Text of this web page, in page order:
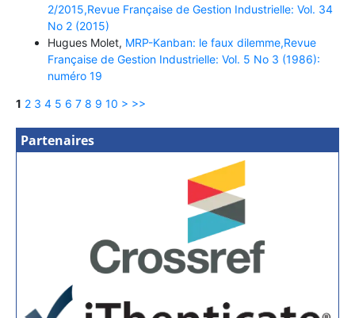
2/2015,Revue Française de Gestion Industrielle: Vol. 34
No 2 (2015)
Hugues Molet, MRP-Kanban: le faux dilemme,Revue
Française de Gestion Industrielle: Vol. 5 No 3 (1986):
numéro 19
1 2 3 4 5 6 7 8 9 10 > >>
Partenaires